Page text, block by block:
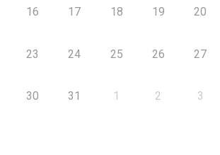
16 17 18 19 20
23 24 25 26 27
30 31 1 2 3